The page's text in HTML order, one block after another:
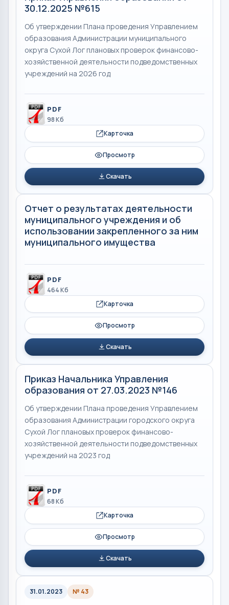
30.12.2025 №615
Об утверждении Плана проведения Управлением
образования Администрации муниципального
округа Сухой Лог плановых проверок финансово-
хозяйственной деятельности подведомственных
учреждений на 2026 год
PDF
98 Кб
Карточка
Просмотр
Скачать
Отчет о результатах деятельности
муниципального учреждения и об
использовании закрепленного за ним
муниципального имущества
PDF
464 Кб
Карточка
Просмотр
Скачать
Приказ Начальника Управления
образования от 27.03.2023 №146
Об утверждении Плана проведения Управлением
образования Администрации городского округа
Сухой Лог плановых проверок финансово-
хозяйственной деятельности подведомственных
учреждений на 2023 год
PDF
68 Кб
Карточка
Просмотр
Скачать
31.01.2023 № 43